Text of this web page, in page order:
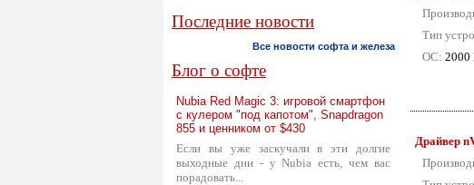
Последние новости
Все новости софта и железа
Блог о софте
Nubia Red Magic 3: игровой смартфон
с кулером "под капотом", Snapdragon
855 и ценником от $430
Если вы уже заскучали в эти долгие
выходные дни - у Nubia есть, чем вас
порадовать...
Тип
ОС: 2000
Драйвер